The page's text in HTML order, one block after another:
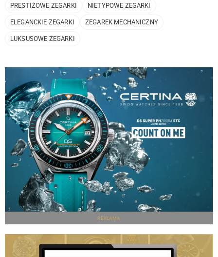
PRESTIŻOWE ZEGARKI
NIETYPOWE ZEGARKI
ELEGANCKIE ZEGARKI
ZEGAREK MECHANICZNY
LUKSUSOWE ZEGARKI
REKLAMA